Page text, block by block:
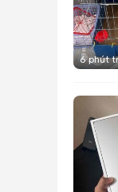
6 phút